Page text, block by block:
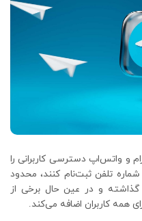
و واتس‌اپ دسترسی کاربرانی را
تلفن ثبت‌نام کنند، محدود
گذاشته و در عین حال برخی از
همه کاربران اضافه می‌کند.